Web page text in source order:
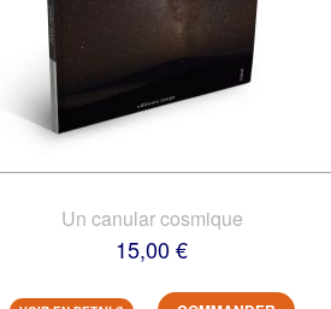
Un canular cosmique
15,00 €